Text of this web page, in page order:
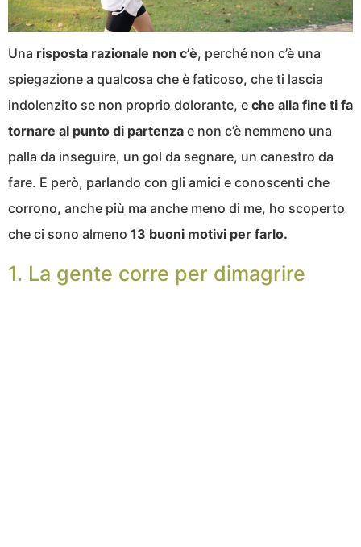
Una risposta razionale non c’è, perché non c’è una
spiegazione a qualcosa che è faticoso, che ti lascia
indolenzito se non proprio dolorante, e che alla fine ti fa
tornare al punto di partenza e non c’è nemmeno una
palla da inseguire, un gol da segnare, un canestro da
fare. E però, parlando con gli amici e conoscenti che
corrono, anche più ma anche meno di me, ho scoperto
che ci sono almeno 13 buoni motivi per farlo.
1. La gente corre per dimagrire